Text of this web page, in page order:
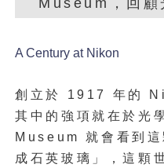
A Century at Nikon
創立於 1917 年的
其中的強項就在於光
Museum 就會看到這
成石英玻璃」，這顆